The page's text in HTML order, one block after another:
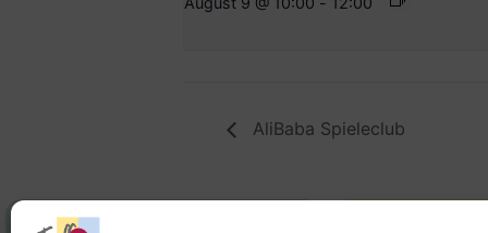
AliBaba Spieleclub